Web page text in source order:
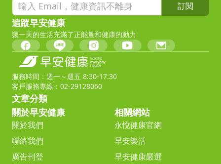
訂閱
追蹤早安健康
讓一天的生活充滿了正能量和健康的動力
服務時間：週一～週五 8:30-17:30
客戶服務專線：02-29128060
文章分類
關於早安健康
關於我們
聯絡我們
廣告刊登
相關網站
永悅健康官網
早安樂活
早安健康嚴選